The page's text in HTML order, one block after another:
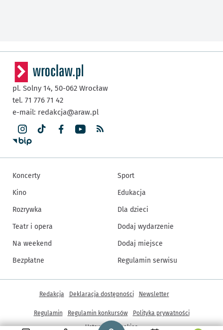
Strona główna - wroclaw.pl
pl. Solny 14, 50-062 Wrocław
tel. 71 776 71 42
e-mail: redakcja@araw.pl
Koncerty
Kino
Rozrywka
Teatr i opera
Na weekend
Bezpłatne
Sport
Edukacja
Dla dzieci
Dodaj wydarzenie
Dodaj miejsce
Regulamin serwisu
Inne informacje
Redakcja Deklaracja dostępności Newsletter
Regulamin Regulamin konkursów
Polityka prywatności
Ustawienia cookies